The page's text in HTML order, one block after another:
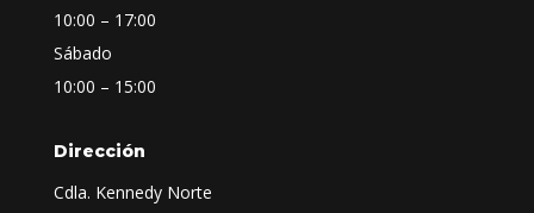
10:00 – 17:00
Sábado
10:00 – 15:00
Dirección
Cdla. Kennedy Norte